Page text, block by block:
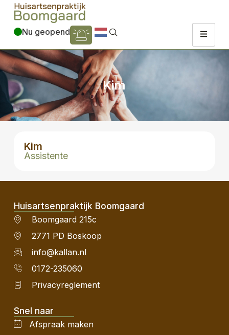
Nu geopend
Kim
Kim
Assistente
Huisartsenpraktijk Boomgaard
Boomgaard 215c
2771 PD Boskoop
info@kallan.nl
0172-235060
Privacyreglement
Snel naar
Afspraak maken